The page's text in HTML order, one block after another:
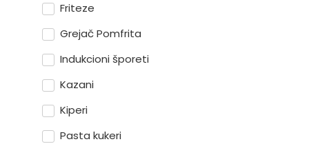
Friteze
Grejač Pomfrita
Indukcioni šporeti
Kazani
Kiperi
Pasta kukeri